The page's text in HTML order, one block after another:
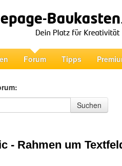
Forum Tipps
Suchen
- Rahmen um